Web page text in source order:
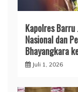
​Kapolres
Nasional dan
Bhayangkara
Juli 1, 2026